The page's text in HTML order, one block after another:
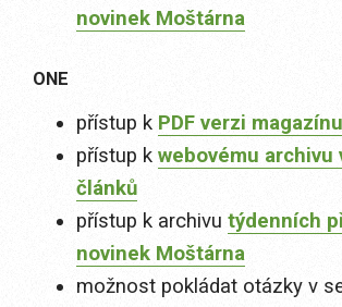
novinek Moštárna
ONE
přístup k PDF verzi magazínu
přístup k webovému archivu
článků
přístup k archivu týdenních
novinek Moštárna
možnost pokládat otázky v